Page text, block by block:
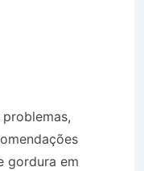
gordura em